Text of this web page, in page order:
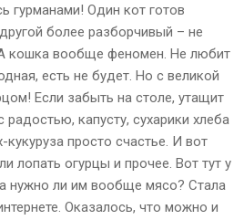
гурманами! Один кот готов
более разборчивый – не
кошка вообще феномен. Не любит
есть не будет. Но с великой
Если забыть на столе, утащит
капусту, сухарики хлеба
просто счастье. И вот
лопать огурцы и прочее. Вот тут у
нужно ли им вообще мясо? Стала
Оказалось, что можно и